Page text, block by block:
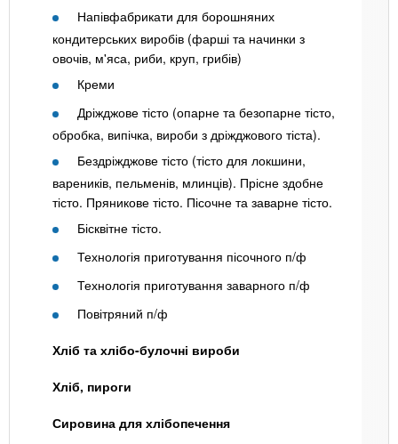
Напівфабрикати для борошняних
кондитерських виробів (фарші та начинки з
овочів, м'яса, риби, круп, грибів)
Креми
Дріжджове тісто (опарне та безопарне тісто,
обробка, випічка, вироби з дріжджового тіста).
Бездріжджове тісто (тісто для локшини,
вареників, пельменів, млинців). Прісне здобне
тісто. Пряникове тісто. Пісочне та заварне тісто.
Бісквітне тісто.
Технологія приготування пісочного п/ф
Технологія приготування заварного п/ф
Повітряний п/ф
Хліб та хлібо-булочні вироби
Хліб, пироги
Сировина для хлібопечення